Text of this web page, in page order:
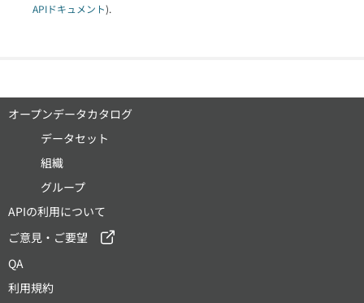
APIドキュメント).
オープンデータカタログ
データセット
組織
グループ
APIの利用について
ご意見・ご要望
QA
利用規約